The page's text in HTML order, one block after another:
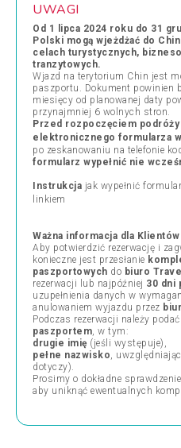
UWAGI
Od 1 lipca 2024 roku do 31
Polski mogą wjeżdżać do
celach turystycznych,
tranzytowych.
Wjazd na terytorium Chin jest
paszportu. Dokument powinien
miesięcy od planowanej daty
przynajmniej 6 wolnych stron.
Przed rozpoczęciem
elektronicznego formularza
po zeskanowaniu na telefonie
formularz wypełnić nie
Instrukcja jak wypełnić
linkiem
Ważna informacja dla
Aby potwierdzić rezerwację i
konieczne jest przesłanie
paszportowych do biuro Travel
rezerwacji lub najpóźniej 30 dni
uzupełnienia danych w
anulowaniem wyjazdu przez
Podczas rezerwacji należy podać
paszportem, w tym:
drugie imię (jeśli występuje),
pełne nazwisko, uwzględniając
dotyczy).
Prosimy o dokładne
aby uniknąć ewentualnych